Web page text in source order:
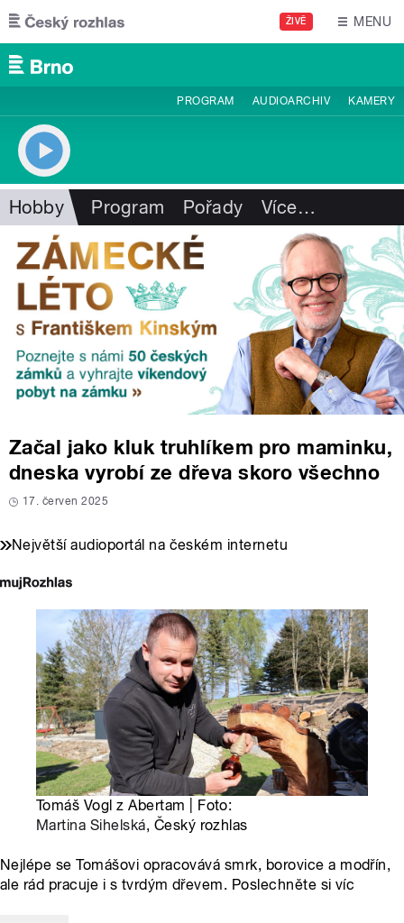
Přejít k hlavnímu obsahu
ŽIVĚ MENU
PROGRAM AUDIOARCHIV KAMERY
Hobby Program Pořady Více…
Začal jako kluk truhlíkem pro maminku,
dneska vyrobí ze dřeva skoro všechno
17. červen 2025
Největší audioportál na českém internetu
Tomáš Vogl z Abertam | Foto:
Martina Sihelská, Český rozhlas
Nejlépe se Tomášovi opracovává smrk, borovice a modřín,
ale rád pracuje i s tvrdým dřevem. Poslechněte si víc